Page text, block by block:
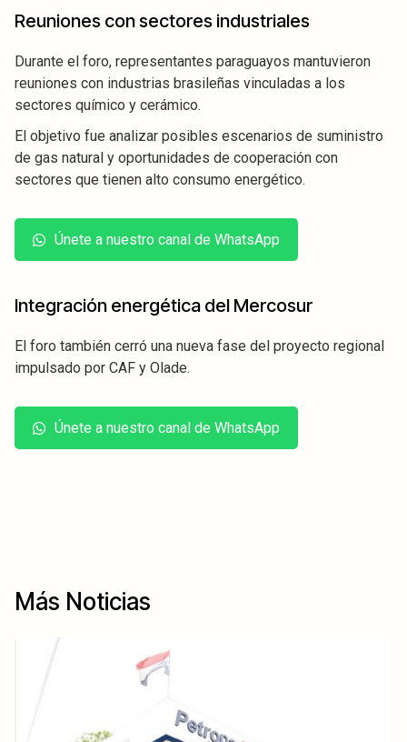
Reuniones con sectores industriales
Durante el foro, representantes paraguayos mantuvieron
reuniones con industrias brasileñas vinculadas a los
sectores químico y cerámico.
El objetivo fue analizar posibles escenarios de suministro
de gas natural y oportunidades de cooperación con
sectores que tienen alto consumo energético.
Únete a nuestro canal de WhatsApp
Integración energética del Mercosur
El foro también cerró una nueva fase del proyecto regional
impulsado por CAF y Olade.
Únete a nuestro canal de WhatsApp
Más Noticias